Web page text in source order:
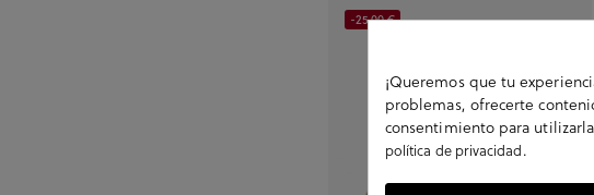
-25,00 €
¡Queremos que tu
problemas, ofrecerte
consentimiento para
política de privacidad.